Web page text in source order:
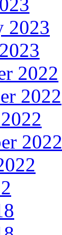
2023
2022
2022
2022